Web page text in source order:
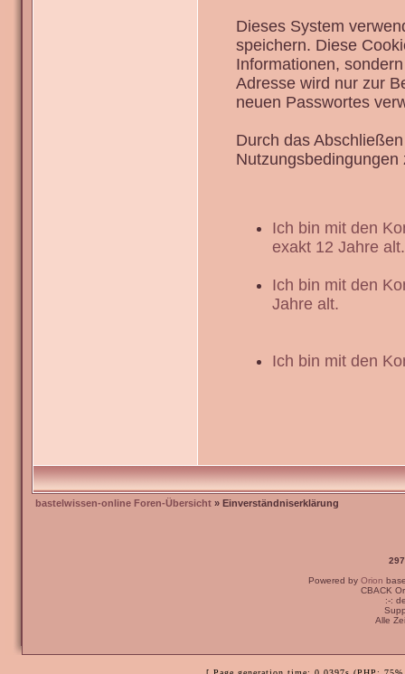
Dieses System
speichern. Diese
Informationen,
Adresse wird nur zur
neuen Passwortes
Durch das
Nutzungsbedingungen
Ich bin mit den
exakt 12 Jahre alt.
Ich bin mit den
Jahre alt.
Ich bin mit den
bastelwissen-online Foren-Übersicht » Einverständniserklärung
Powered by Orion
CBACK
:-:
Alle